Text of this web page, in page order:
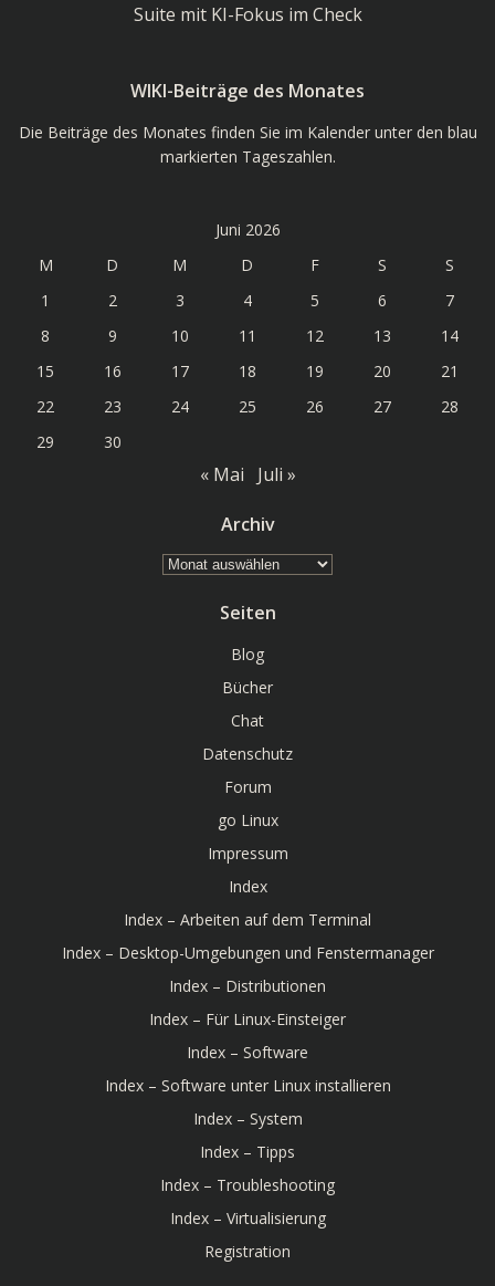
Suite mit KI-Fokus im Check
WIKI-Beiträge des Monates
Die Beiträge des Monates finden Sie im Kalender unter den blau
markierten Tageszahlen.
Juni 2026
M
D M D F S
S
1
2 3 4 5 6
7
8
9 10 11 12 13
14
15
16 17 18 19 20
21
22
23 24 25 26 27
28
29
30
« Mai Juli »
Archiv
Archiv
Seiten
Blog
Bücher
Chat
Datenschutz
Forum
go Linux
Impressum
Index
Index – Arbeiten auf dem Terminal
Index – Desktop-Umgebungen und Fenstermanager
Index – Distributionen
Index – Für Linux-Einsteiger
Index – Software
Index – Software unter Linux installieren
Index – System
Index – Tipps
Index – Troubleshooting
Index – Virtualisierung
Registration